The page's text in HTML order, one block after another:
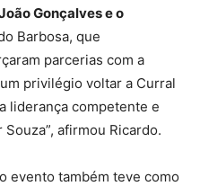
Gonçalves e o
Barbosa, que
parcerias com a
privilégio voltar a Curral
liderança competente e
afirmou Ricardo.
evento também teve como